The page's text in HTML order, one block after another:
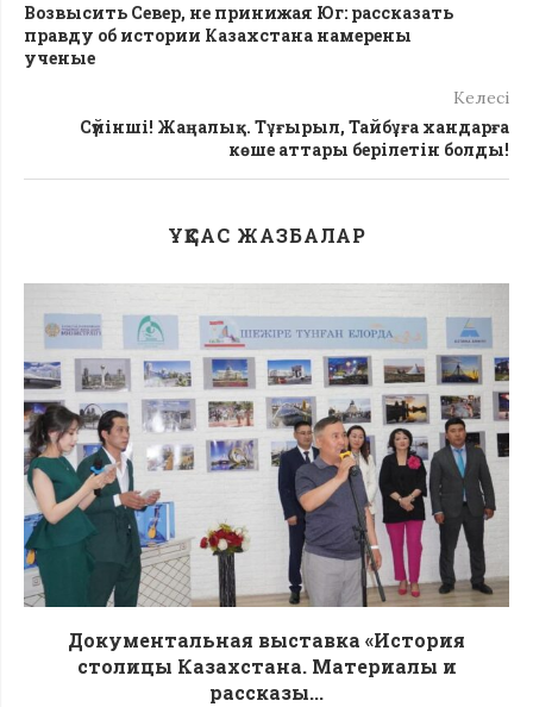
Возвысить Север, не принижая Юг: рассказать
правду об истории Казахстана намерены
ученые
Келесі
Сүйінші! Жаңалық. Тұғырыл, Тайбұға хандарға
көше аттары берілетін болды!
ҰҚСАС ЖАЗБАЛАР
Документальная выставка «История
столицы Казахстана. Материалы и
рассказы...